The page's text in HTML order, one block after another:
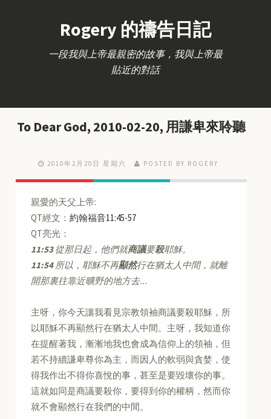
Rogery 的禱告日記
一段我與上帝最親密的故事，我與上帝最
貼近的對話
To Dear God, 2010-02-20, 用謙卑來聆聽
2010年2月20日 星期六 POSTED BY ROGERY
親愛的天父上帝:
QT經文：約翰福音11:45-57
QT亮光：
11:53從那日起，他們就商議要殺耶穌。
11:54 所以，耶穌不再顯然行在猶太人中間，就離
開那裏往靠近曠野的地方去...
主呀，你今天讓我看見宗教領袖商議要殺耶穌，所
以耶穌不再顯然行在猶太人中間。主呀，我知道你
在提醒著我，漸漸地我也會成為信仰上的領袖，但
若不持續謙卑尊你為主，而因人的軟弱與貪婪，使
得我作出不得你喜悅的事，甚至是要毀壞你的事。
這就如同是商議要殺你，要得到你的權柄，然而你
就不會顯然行在我們的中間。